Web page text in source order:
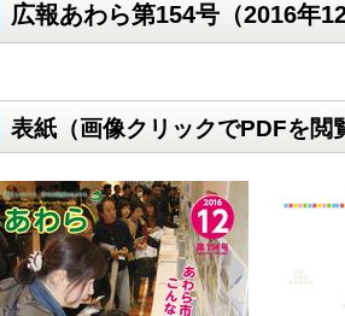
広報あわら第154号（2016年12
表紙（画像クリックでPDFを閲